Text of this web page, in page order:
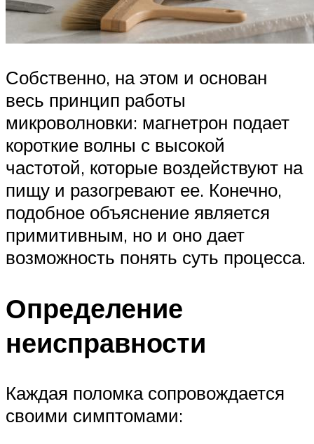
Собственно, на этом и основан
весь принцип работы
микроволновки: магнетрон подает
короткие волны с высокой
частотой, которые воздействуют на
пищу и разогревают ее. Конечно,
подобное объяснение является
примитивным, но и оно дает
возможность понять суть процесса.
Определение
неисправности
Каждая поломка сопровождается
своими симптомами: